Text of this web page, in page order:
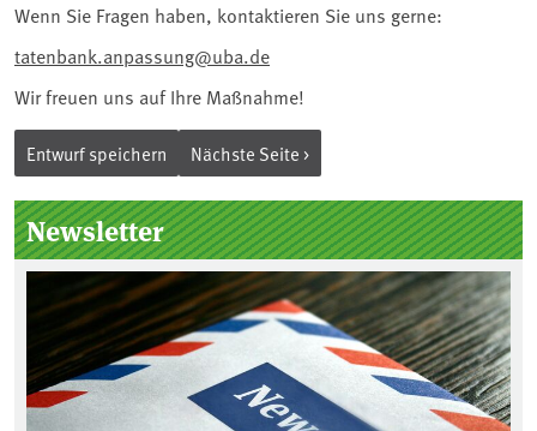
Wenn Sie Fragen haben, kontaktieren Sie uns gerne:
tatenbank.anpassung@uba.de
Wir freuen uns auf Ihre Maßnahme!
Seitenleiste
Newsletter